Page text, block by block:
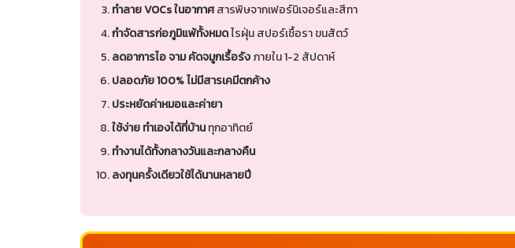
ทำลาย VOCs ในอากาศสารพิษจากเฟอร์นิเจอร์และสีทา
กำจัดสารก่อภูมิแพ้ทั้งหมดไรฝุ่น สปอร์เชื้อรา ขนสัตว์
ลดอาการไอ จาม คัดจมูกเรื้อรังภายใน 1-2 สัปดาห์
ปลอดภัย 100% ไม่มีสารเคมีตกค้าง
ประหยัดค่าหมอและค่ายา
ใช้ง่าย ทำเองได้ที่บ้านทุกอาทิตย์
ทำงานได้ทั้งกลางวันและกลางคืน
ลงทุนครั้งเดียวใช้ได้นานหลายปี